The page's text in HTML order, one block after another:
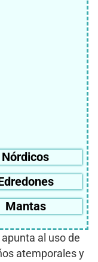
Nórdicos
Mantas
al uso de
atemporales y